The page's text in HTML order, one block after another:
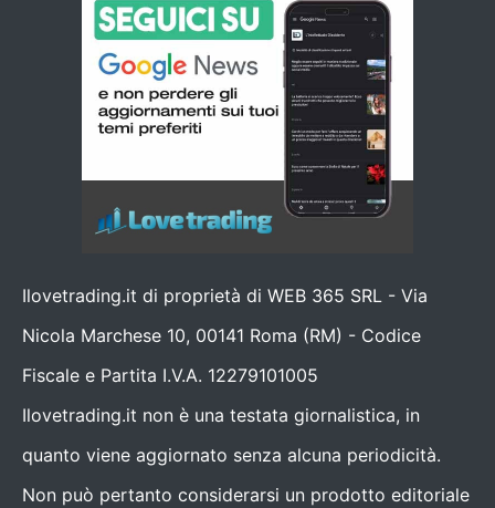
Ilovetrading.it di proprietà di WEB 365 SRL - Via
Nicola Marchese 10, 00141 Roma (RM) - Codice
Fiscale e Partita I.V.A. 12279101005
Ilovetrading.it non è una testata giornalistica, in
quanto viene aggiornato senza alcuna periodicità.
Non può pertanto considerarsi un prodotto editoriale